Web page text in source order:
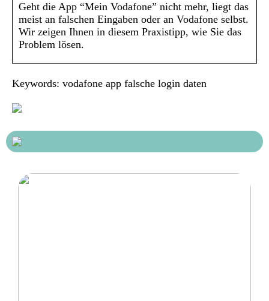
Geht die App “Mein Vodafone” nicht mehr, liegt das
meist an falschen Eingaben oder an Vodafone selbst.
Wir zeigen Ihnen in diesem Praxistipp, wie Sie das
Problem lösen.
Keywords: vodafone app falsche login daten